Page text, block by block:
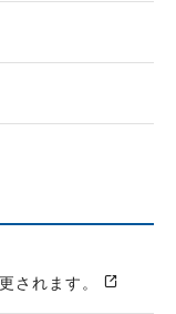
されます。